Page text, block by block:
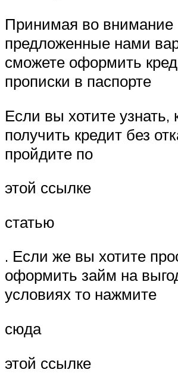
Принимая во внимание
предложенные нами
сможете оформить
прописки в паспорте
Если вы хотите узнать,
получить кредит без
пройдите по
этой ссылке
статью
. Если же вы хотите
оформить займ на
условиях то нажмите
сюда
этой ссылке